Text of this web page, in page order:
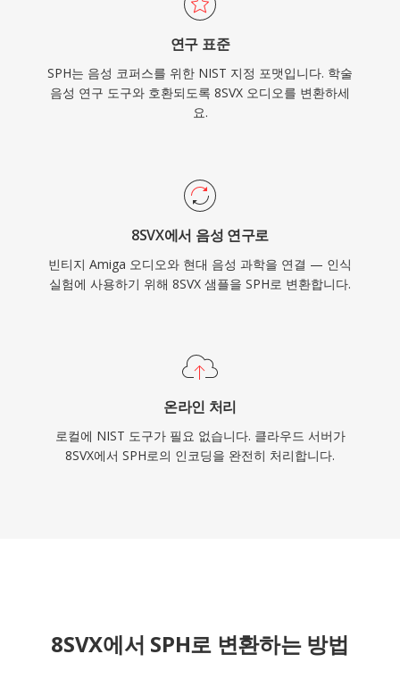
연구 표준
SPH는 음성 코퍼스를 위한 NIST 지정 포맷입니다. 학술
음성 연구 도구와 호환되도록 8SVX 오디오를 변환하세
요.
8SVX에서 음성 연구로
빈티지 Amiga 오디오와 현대 음성 과학을 연결 — 인식
실험에 사용하기 위해 8SVX 샘플을 SPH로 변환합니다.
온라인 처리
로컬에 NIST 도구가 필요 없습니다. 클라우드 서버가
8SVX에서 SPH로의 인코딩을 완전히 처리합니다.
8SVX에서 SPH로 변환하는 방법